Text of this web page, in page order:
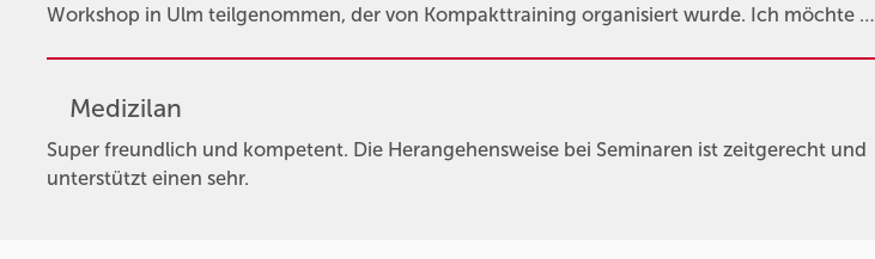
Workshop in Ulm teilgenommen, der von Kompakttraining organisiert wurde. Ich möchte …
Medizilan
Super freundlich und kompetent. Die Herangehensweise bei Seminaren ist zeitgerecht und
unterstützt einen sehr.